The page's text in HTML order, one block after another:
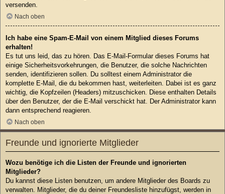
versenden.
Nach oben
Ich habe eine Spam-E-Mail von einem Mitglied dieses Forums
erhalten!
Es tut uns leid, das zu hören. Das E-Mail-Formular dieses Forums hat
einige Sicherheitsvorkehrungen, die Benutzer, die solche Nachrichten
senden, identifizieren sollen. Du solltest einem Administrator die
komplette E-Mail, die du bekommen hast, weiterleiten. Dabei ist es ganz
wichtig, die Kopfzeilen (Headers) mitzuschicken. Diese enthalten Details
über den Benutzer, der die E-Mail verschickt hat. Der Administrator kann
dann entsprechend reagieren.
Nach oben
Freunde und ignorierte Mitglieder
Wozu benötige ich die Listen der Freunde und ignorierten
Mitglieder?
Du kannst diese Listen benutzen, um andere Mitglieder des Boards zu
verwalten. Mitglieder, die du deiner Freundesliste hinzufügst, werden in